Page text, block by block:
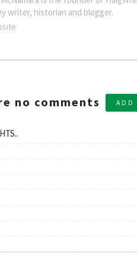
writer, historian and blogger.
no comments ADD